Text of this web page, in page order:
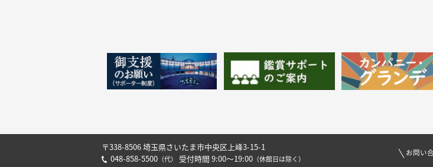
〒338-8506 埼玉県さいたま市中央区上峰3-15-1
048-858-5500 （代） 受付時間 9:00～19:00 （休館日は除く）
お問い